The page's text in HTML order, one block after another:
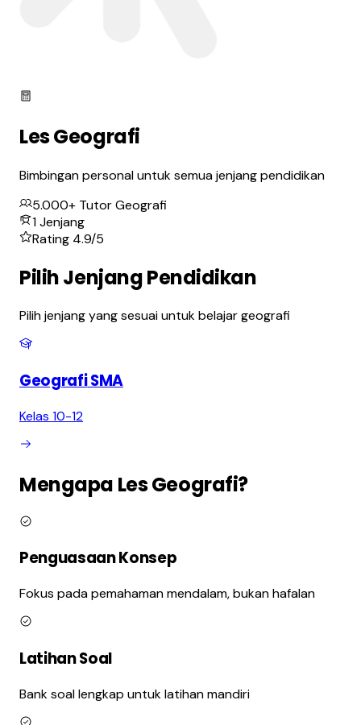
LesGeografi
Bimbingan personal untuk semua jenjang pendidikan
5.000+ TutorGeografi
1Jenjang
Rating 4.9/5
Pilih Jenjang Pendidikan
Pilih jenjang yang sesuai untuk belajargeografi
GeografiSMA
Kelas 10-12
Mengapa LesGeografi?
Penguasaan Konsep
Fokus pada pemahaman mendalam, bukan hafalan
Latihan Soal
Bank soal lengkap untuk latihan mandiri